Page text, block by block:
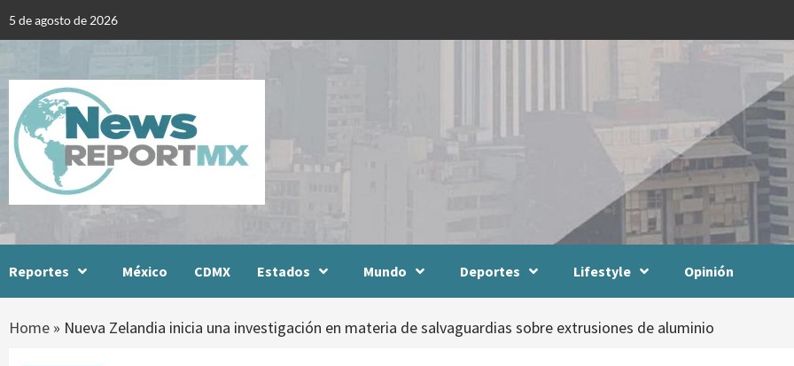
5 de agosto de 2026
Reportes México CDMX Estados Mundo Deportes Lifestyle Opinión
Home » Nueva Zelandia inicia una investigación en materia de salvaguardias sobre extrusiones de aluminio